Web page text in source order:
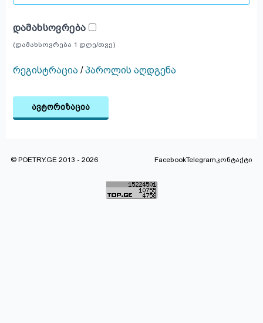
ᲓᲐᲛᲐᲮᲡᲝᲕᲠᲔᲑᲐ
(დამახსოვრება 1 დღე/თვე)
რეგისტრაცია /პაროლის აღდგენა
ავტორიზაცია
© POETRY.GE 2013 - 2026 FacebookTelegramკონტაქტი